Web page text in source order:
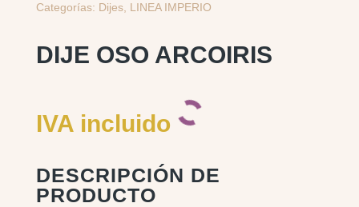
Categorías: Dijes, LINEA IMPERIO
DIJE OSO ARCOIRIS
IVA incluido
DESCRIPCIÓN DE
PRODUCTO